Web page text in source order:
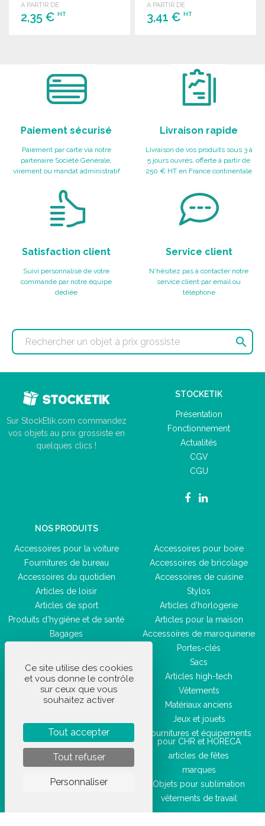
A PARTIR DE
2,35 € HT
A PARTIR DE
3,41 €HT
Paiement sécurisé
Paiement par carte via notre
partenaire Société Générale,
virement ou mandat administratif
Livraison rapide
Livraison de vos produits sous 3 à
5 jours ouvrés, offerte à partir de
250 € HT en France continentale
Satisfaction client
Suivi personnalisé de votre
commande par notre équipe
dédiée
Service client
N'hésitez pas à contacter notre
service client par email ou
téléphone

Sur StockEtik.com commandez
vos objets au prix grossiste en
quelques clics !
STOCKETIK
Présentation
Fonctionnement
Actualités
CGV
CGU
NOS PRODUITS
Accessoires pour la voiture
Fournitures de bureau
Accessoires du quotidien
Articles de loisir
Articles de sport
Produits d'hygiène et de santé
Bagages
Accessoires pour boire
Accessoires de bricolage
Accessoires de cuisine
Stylos
Articles d'horlogerie
Articles pour la maison
Accessoires de maroquinerie
Portes-clés
Sacs
Articles high-tech
Vêtements
Matériaux anciens
Jeux et jouets
Fournitures et équipements
pour CHR et HORECA
articles de fêtes
marques
Objets pour sublimation
vêtements de travail
Ce site utilise des cookies
et vous donne le contrôle
sur ceux que vous
souhaitez activer
Tout accepter
Tout refuser
Personnaliser